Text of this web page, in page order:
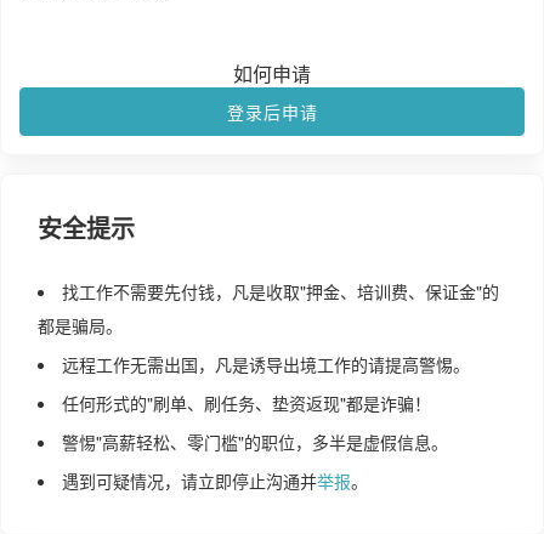
如何申请
登录后申请
安全提示
找工作不需要先付钱，凡是收取"押金、培训费、保证金"的
都是骗局。
远程工作无需出国，凡是诱导出境工作的请提高警惕。
任何形式的"刷单、刷任务、垫资返现"都是诈骗！
警惕"高薪轻松、零门槛"的职位，多半是虚假信息。
遇到可疑情况，请立即停止沟通并举报。